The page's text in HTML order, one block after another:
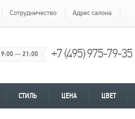
Сотрудничество Адрес салона
9:00—21:00 +7 (495) 975-79-35
СТИЛЬ ЦЕНА ЦВЕТ